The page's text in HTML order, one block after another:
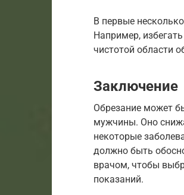
В первые
Например,
чистотой области
Заключение
Обрезание может
мужчины. Оно
некоторые
должно быть
врачом, чтобы
показаний.